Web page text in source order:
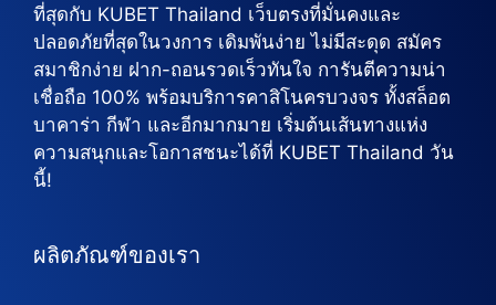
ที่สุดกับ KUBET Thailand เว็บตรงที่มั่นคงและ
ปลอดภัยที่สุดในวงการ เดิมพันง่าย ไม่มีสะดุด สมัคร
สมาชิกง่าย ฝาก-ถอนรวดเร็วทันใจ การันตีความน่า
เชื่อถือ 100% พร้อมบริการคาสิโนครบวงจร ทั้งสล็อต
บาคาร่า กีฬา และอีกมากมาย เริ่มต้นเส้นทางแห่ง
ความสนุกและโอกาสชนะได้ที่ KUBET Thailand วัน
นี้!
ผลิตภัณฑ์ของเรา